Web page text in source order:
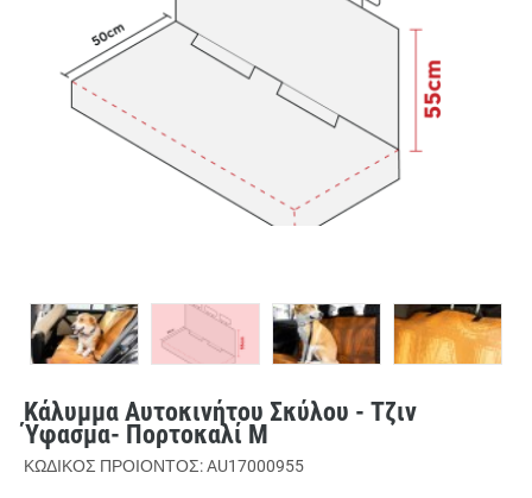
Κάλυμμα Αυτοκινήτου Σκύλου - Τζιν
Ύφασμα- Πορτοκαλί M
ΚΩΔΙΚΟΣ ΠΡΟΙΟΝΤΟΣ: AU17000955